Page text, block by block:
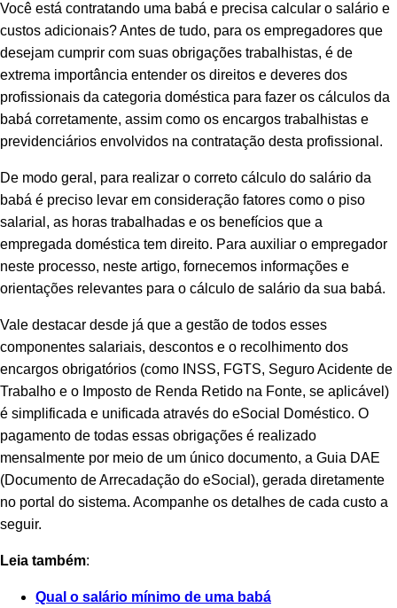
Você está contratando uma babá e precisa calcular o salário e
custos adicionais? Antes de tudo, para os empregadores que
desejam cumprir com suas obrigações trabalhistas, é de
extrema importância entender os direitos e deveres dos
profissionais da categoria doméstica para fazer os cálculos da
babá corretamente, assim como os encargos trabalhistas e
previdenciários envolvidos na contratação desta profissional.
De modo geral, para realizar o correto cálculo do salário da
babá é preciso levar em consideração fatores como o piso
salarial, as horas trabalhadas e os benefícios que a
empregada doméstica tem direito. Para auxiliar o empregador
neste processo, neste artigo, fornecemos informações e
orientações relevantes para o cálculo de salário da sua babá.
Vale destacar desde já que a gestão de todos esses
componentes salariais, descontos e o recolhimento dos
encargos obrigatórios (como INSS, FGTS, Seguro Acidente de
Trabalho e o Imposto de Renda Retido na Fonte, se aplicável)
é simplificada e unificada através do eSocial Doméstico. O
pagamento de todas essas obrigações é realizado
mensalmente por meio de um único documento, a Guia DAE
(Documento de Arrecadação do eSocial), gerada diretamente
no portal do sistema. Acompanhe os detalhes de cada custo a
seguir.
Leia também:
Qual o salário mínimo de uma babá